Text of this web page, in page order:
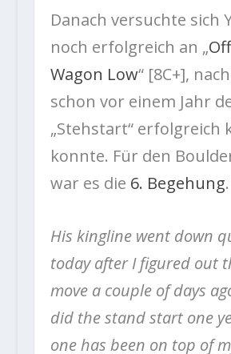
Danach versuchte sich
noch erfolgreich an „
Wagon Low“ [8C+],
schon vor einem Jahr
„Stehstart“ erfolgreich
konnte. Für den
war es die 6. Begehung.
His kingline went down
today after I figured out
move a couple of days
did the stand start one
one has been on top of